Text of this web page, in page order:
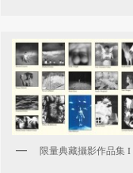
限量典藏攝影作品集 I